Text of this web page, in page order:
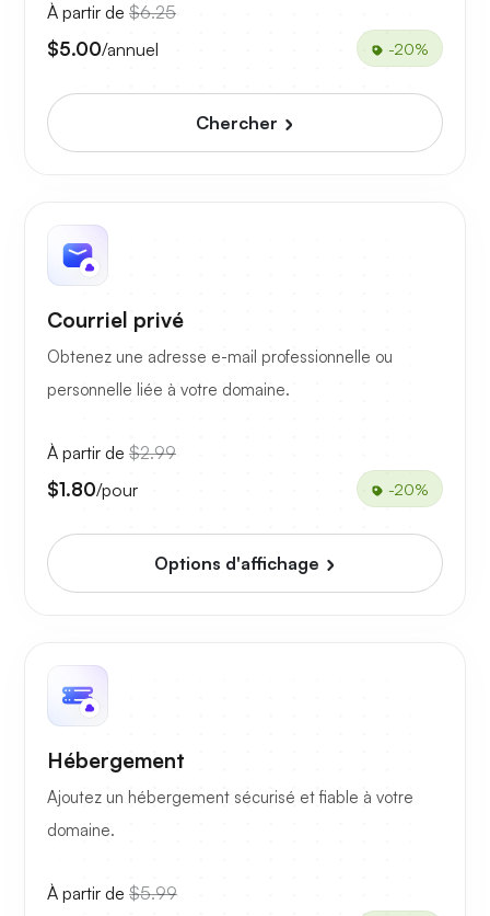
À partir de $6.25
$5.00/annuel -20%
Chercher
Courriel privé
Obtenez une adresse e-mail professionnelle ou
personnelle liée à votre domaine.
À partir de $2.99
$1.80/pour -20%
Options d'affichage
Hébergement
Ajoutez un hébergement sécurisé et fiable à votre
domaine.
À partir de $5.99